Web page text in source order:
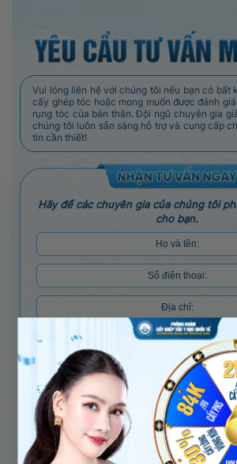
Vui lòng liên hệ với chúng tôi nếu bạn có bất
cấy ghép tóc hoặc mong muốn được đánh
rụng tóc của bản thân. Đội ngũ chuyên gia
chúng tôi luôn sẵn sàng hỗ trợ và cung cấp
tin cần thiết!
Hãy để các chuyên gia của chúng tôi
cho bạn.
*Tình trạng hiện tại:
1. 2. 1.
5. 6. 8. 3.
ĐĂNG KÝ TƯ VẤN